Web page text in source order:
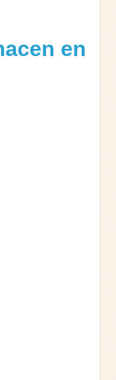
en